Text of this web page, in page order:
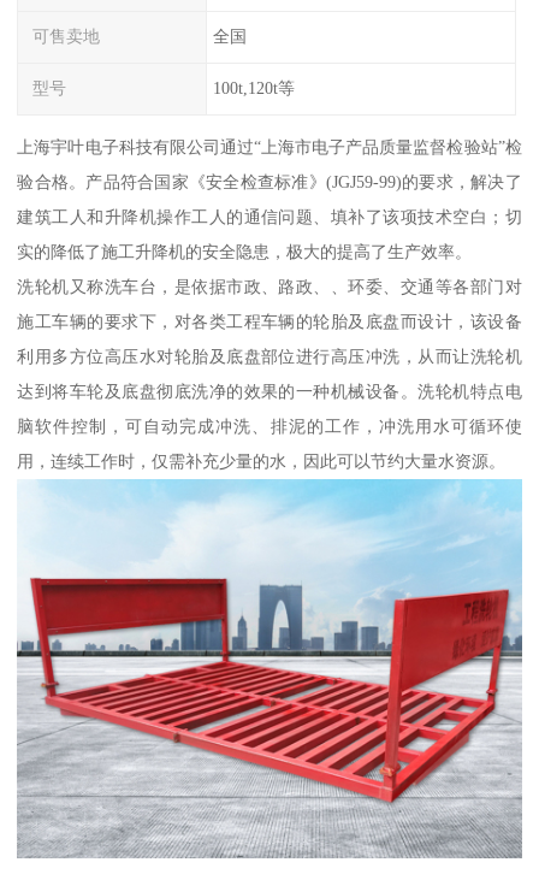
可售卖地 全国
型号 100t,120t等
上海宇叶电子科技有限公司通过“上海市电子产品质量监督检验站”检
验合格。产品符合国家《安全检查标准》(JGJ59-99)的要求，解决了
建筑工人和升降机操作工人的通信问题、填补了该项技术空白；切
实的降低了施工升降机的安全隐患，极大的提高了生产效率。
洗轮机又称洗车台，是依据市政、路政、、环委、交通等各部门对
施工车辆的要求下，对各类工程车辆的轮胎及底盘而设计，该设备
利用多方位高压水对轮胎及底盘部位进行高压冲洗，从而让洗轮机
达到将车轮及底盘彻底洗净的效果的一种机械设备。洗轮机特点电
脑软件控制，可自动完成冲洗、排泥的工作，冲洗用水可循环使
用，连续工作时，仅需补充少量的水，因此可以节约大量水资源。